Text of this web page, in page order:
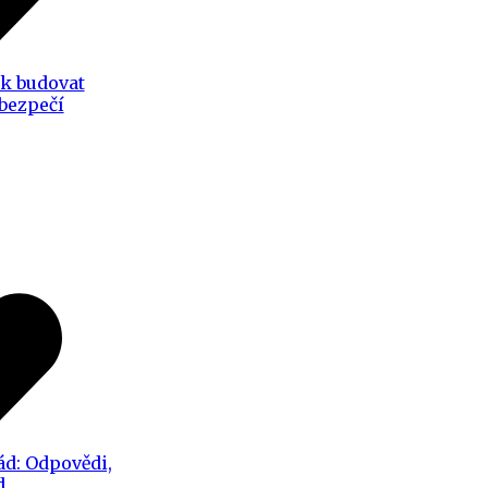
budovat
Odpovědi,